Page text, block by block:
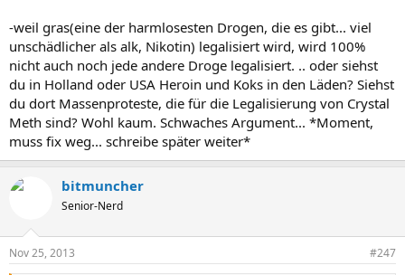
-weil gras(eine der harmlosesten Drogen, die es gibt... viel
unschädlicher als alk, Nikotin) legalisiert wird, wird 100%
nicht auch noch jede andere Droge legalisiert. .. oder siehst
du in Holland oder USA Heroin und Koks in den Läden? Siehst
du dort Massenproteste, die für die Legalisierung von Crystal
Meth sind? Wohl kaum. Schwaches Argument... *Moment,
muss fix weg... schreibe später weiter*
bitmuncher
Senior-Nerd
Nov 25, 2013 #247